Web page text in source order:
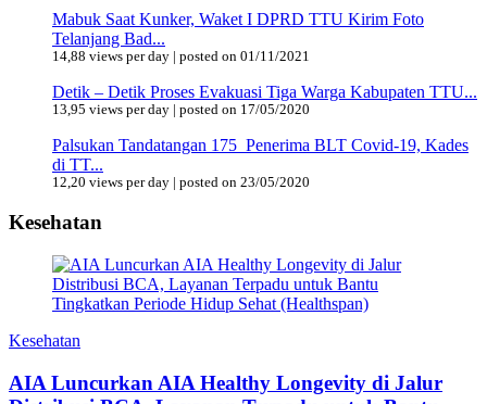
Mabuk Saat Kunker, Waket I DPRD TTU Kirim Foto
Telanjang Bad...
14,88 views per day | posted on 01/11/2021
Detik – Detik Proses Evakuasi Tiga Warga Kabupaten TTU...
13,95 views per day | posted on 17/05/2020
Palsukan Tandatangan 175 Penerima BLT Covid-19, Kades
di TT...
12,20 views per day | posted on 23/05/2020
Kesehatan
Kesehatan
AIA Luncurkan AIA Healthy Longevity di Jalur